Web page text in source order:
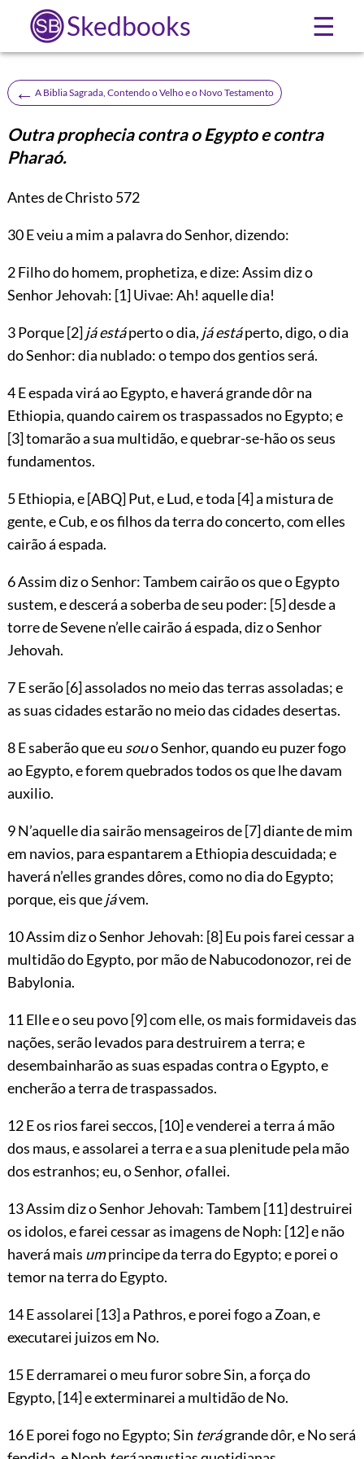
Skedbooks ☰
← A Biblia Sagrada, Contendo o Velho e o Novo Testamento
Outra prophecia contra o Egypto e contra
Pharaó.
Antes de Christo 572
30E veiu a mim a palavra do Senhor, dizendo:
2 Filho do homem, prophetiza, e dize: Assim diz o
SenhorJehovah: [1]Uivae: Ah! aquelle dia!
3 Porque[2]já estáperto o dia, já estáperto, digo, o dia
do Senhor: dia nublado: o tempo dos gentios será.
4 E espada virá ao Egypto, e haverá grande dôr na
Ethiopia, quando cairem os traspassados no Egypto; e
[3]tomarão a sua multidão, e quebrar-se-hão os seus
fundamentos.
5 Ethiopia, e[ABQ]Put, e Lud, e toda [4]a mistura de
gente, e Cub, e os filhos da terra do concerto, com elles
cairão á espada.
6 Assim diz o Senhor: Tambem cairão os que o Egypto
sustem, e descerá a soberba de seu poder: [5]desde a
torre de Sevene n’elle cairão á espada, diz o Senhor
Jehovah.
7 E serão[6]assolados no meio das terras assoladas; e
as suas cidades estarão no meio das cidades desertas.
8 E saberão que eu souo Senhor, quando eu puzer fogo
ao Egypto, e forem quebrados todos os que lhe davam
auxilio.
9 N’aquelle dia sairão mensageiros de[7]diante de mim
em navios, para espantarem a Ethiopia descuidada; e
haverá n’elles grandes dôres, como no dia do Egypto;
porque, eis quejávem.
10 Assim diz o SenhorJehovah: [8]Eu pois farei cessar a
multidão do Egypto, por mão de Nabucodonozor, rei de
Babylonia.
11 Elle e o seu povo[9]com elle, os mais formidaveis das
nações, serão levados para destruirem a terra; e
desembainharão as suas espadas contra o Egypto, e
encherão a terra de traspassados.
12 E os rios farei seccos, [10]e vendereia terra á mão
dos maus, e assolarei a terra e a sua plenitude pela mão
dos estranhos; eu, o Senhor, ofallei.
13 Assim diz o SenhorJehovah: Tambem [11]destruirei
os idolos, e farei cessar as imagens de Noph: [12]e não
haverá mais umprincipe da terra do Egypto; e porei o
temor na terra do Egypto.
14 E assolarei [13]a Pathros, e porei fogo a Zoan, e
executarei juizos em No.
15 E derramarei o meu furor sobre Sin, a força do
Egypto, [14]e exterminarei a multidão de No.
16 E porei fogo no Egypto; Sin terágrande dôr, e No será